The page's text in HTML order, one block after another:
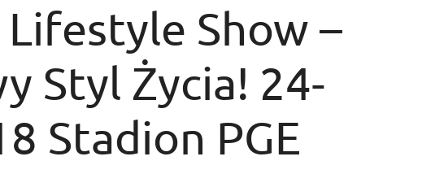
Show –
Styl Życia! 24-
Stadion PGE